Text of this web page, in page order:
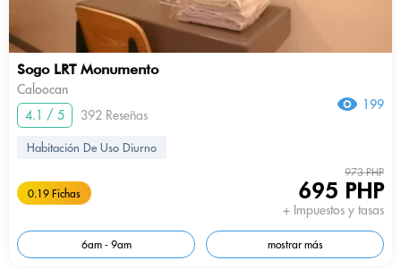
Sogo LRT Monumento
Caloocan
4.1 / 5
392 Reseñas
199
Habitación De Uso Diurno
0.19 Fichas
973 PHP
695 PHP
+ Impuestos y tasas
6am - 9am mostrar más